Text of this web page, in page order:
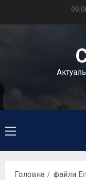
Головне
меню
Головна файли